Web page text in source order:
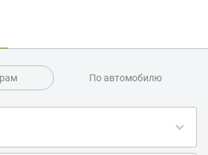
По автомобилю